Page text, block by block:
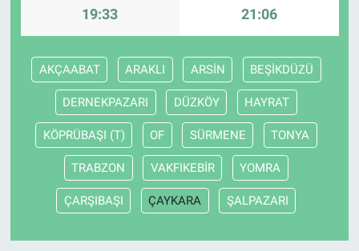
19:33 21:06
AKÇAABAT ARAKLI ARSİN BEŞİKDÜZÜ
DERNEKPAZARI DÜZKÖY HAYRAT
KÖPRÜBAŞI (T) OF SÜRMENE TONYA
TRABZON VAKFIKEBİR YOMRA
ÇARŞIBAŞI ÇAYKARA ŞALPAZARI